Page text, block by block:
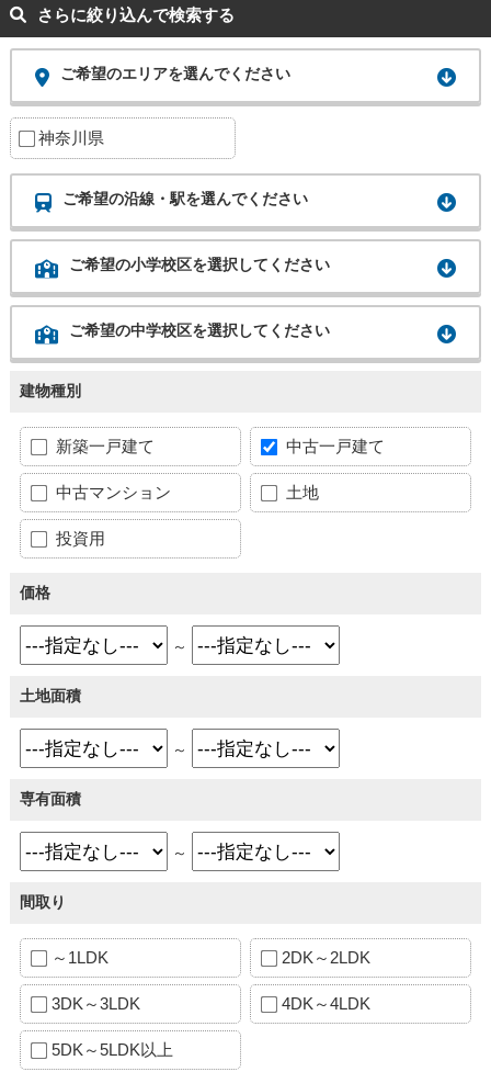
さらに絞り込んで検索する
ご希望のエリアを選んでください
神奈川県
ご希望の沿線・駅を選んでください
ご希望の小学校区を選択してください
ご希望の中学校区を選択してください
建物種別
新築一戸建て 中古一戸建て
中古マンション 土地
投資用
価格
～
土地面積
～
専有面積
～
間取り
～1LDK 2DK～2LDK
3DK～3LDK 4DK～4LDK
5DK～5LDK以上